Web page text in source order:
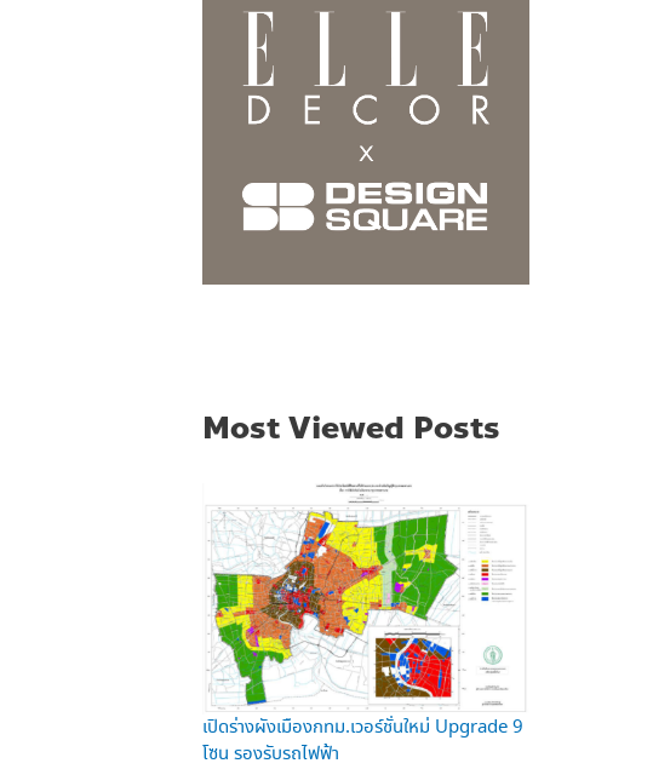
Most Viewed Posts
เปิดร่างผังเมืองกทม.เวอร์ชั่นใหม่ Upgrade 9
โซน รองรับรถไฟฟ้า